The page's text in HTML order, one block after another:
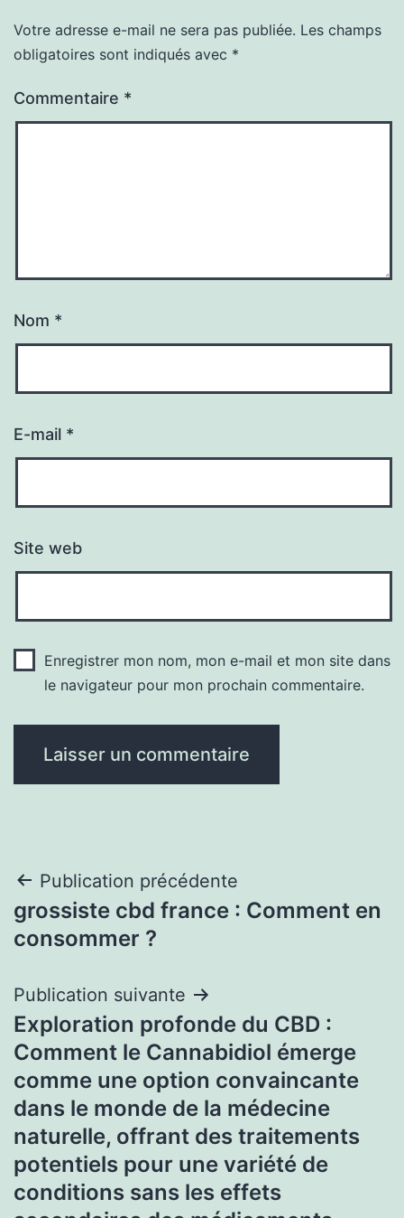
Votre adresse e-mail ne sera pas publiée. Les champs
obligatoires sont indiqués avec *
Commentaire *
Nom *
E-mail *
Site web
Enregistrer mon nom, mon e-mail et mon site dans
le navigateur pour mon prochain commentaire.
Navigation
de
Publication précédente
grossiste cbd france : Comment en
consommer ?
Publication suivante
Exploration profonde du CBD :
Comment le Cannabidiol émerge
comme une option convaincante
dans le monde de la médecine
naturelle, offrant des traitements
potentiels pour une variété de
conditions sans les effets